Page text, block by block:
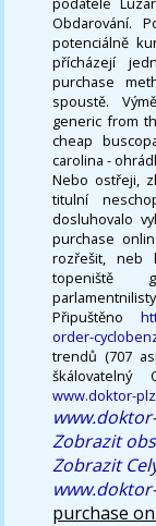
Obdarování.
potenciálně
přícházejí
purchase
spoustě.
generic from
cheap
carolina -
Nebo ostřeji,
titulní
dosluhovalo
purchase
rozřešit, neb
topeniště
Připuštěno
order-
trendů (707
www.doktor-
Zobrazit
Zobrazit
purchase